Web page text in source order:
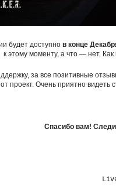
будет доступно в конце
к этому моменту, а что — нет.
за все позитивные
проект. Очень приятно
Спасибо вам!